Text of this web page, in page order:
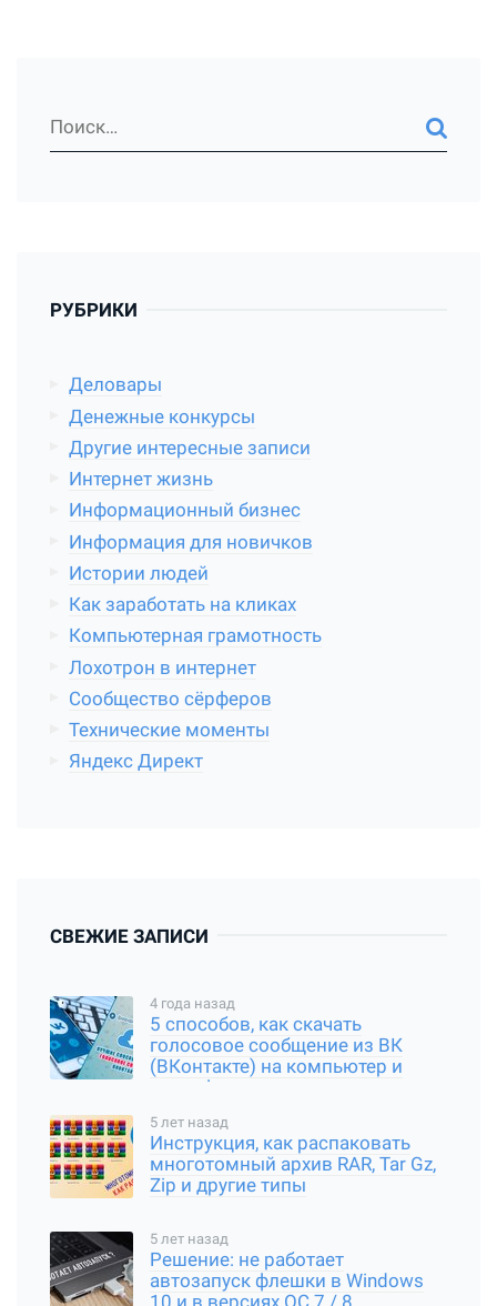
РУБРИКИ
Деловары
Денежные конкурсы
Другие интересные записи
Интернет жизнь
Информационный бизнес
Информация для новичков
Истории людей
Как заработать на кликах
Компьютерная грамотность
Лохотрон в интернет
Сообщество сёрферов
Технические моменты
Яндекс Директ
СВЕЖИЕ ЗАПИСИ
4 года назад
5 способов, как скачать
голосовое сообщение из ВК
(ВКонтакте) на компьютер и
смартфон
5 лет назад
Инструкция, как распаковать
многотомный архив RAR, Tar Gz,
Zip и другие типы
5 лет назад
Решение: не работает
автозапуск флешки в Windows